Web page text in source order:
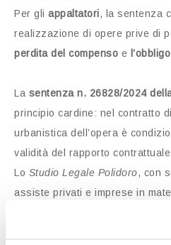
Per gli appaltatori, la sentenza
realizzazione di opere prive di
perdita del compenso e
La sentenza n. 26828/2024
principio cardine: nel contratto
urbanistica dell’opera è
validità del rapporto
Lo Studio Legale Polidoro, con
assiste privati e imprese in
,